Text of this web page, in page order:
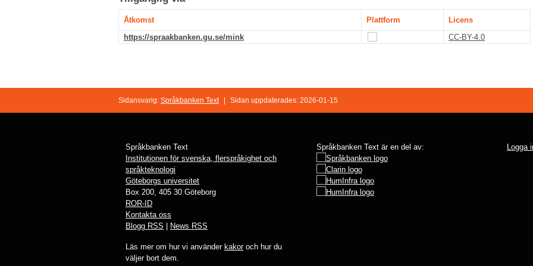
Åtkomst Plattform
Licens
https://spraakbanken.gu.se/mink
CC-BY-4.0
Sidansvarig: Språkbanken Text | Sidan uppdaterades: 2026-01-15
Språkbanken Text
Institutionen för svenska, flerspråkighet och
språkteknologi
Göteborgs universitet
Box 200, 405 30 Göteborg
ROR-ID
Kontakta oss
Blogg RSS | News RSS
Läs mer om hur vi använder kakoroch hur du
väljer bort dem.
Språkbanken Text är en del av: Logga